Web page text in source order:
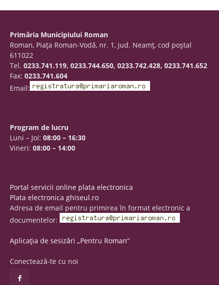
Primăria Municipiului Roman
Roman, Piaţa Roman-Vodă, nr. 1, jud. Neamţ, cod poştal
611022
Tel. 0233.741.119, 0233.744.650, 0233.742.428, 0233.741.652
Fax: 0233.741.604
Email:
Program de lucru
Luni – Joi: 08:00 – 16:30
Vineri: 08:00 – 14:00
Portal servicii online plata electronica
Plata electronica ghiseul.ro
Adresa de email pentru primirea în format electronic a
documentelor:
Aplicația de sesizări „Pentru Roman”
Conectează-te cu noi